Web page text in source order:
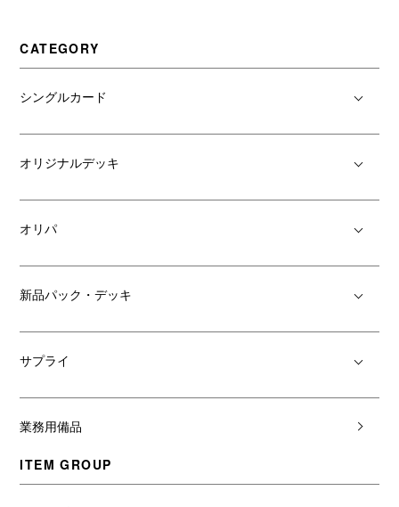
CATEGORY
シングルカード
オリジナルデッキ
オリパ
新品パック・デッキ
サプライ
業務用備品
ITEM GROUP